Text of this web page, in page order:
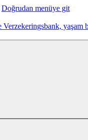
Doğrudan menüye git